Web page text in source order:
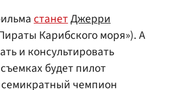
станетДжерри
Карибского моря»). А
и консультировать
будет пилот
чемпион